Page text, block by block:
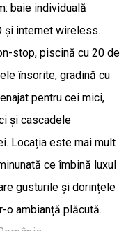
baie individuală
și internet wireless.
stop, piscină cu 20 de
însorite, gradină cu
pentru cei mici,
și cascadele
Locația este mai mult
ce îmbină luxul
gusturile și dorințele
ambianță plăcută.